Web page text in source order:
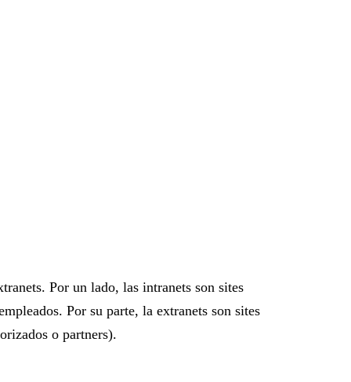
Por un lado, las intranets son sites
Por su parte, la extranets son sites
o partners).